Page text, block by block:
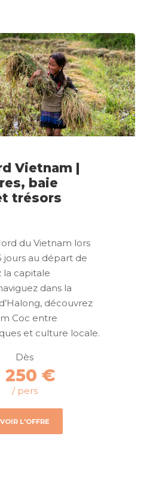
Vietnam |
baie
trésors
du Vietnam lors
jours au départ de
la capitale
dans la
découvrez
Coc entre
et culture locale.
Dès
250 €
/ pers
VOIR L'OFFRE